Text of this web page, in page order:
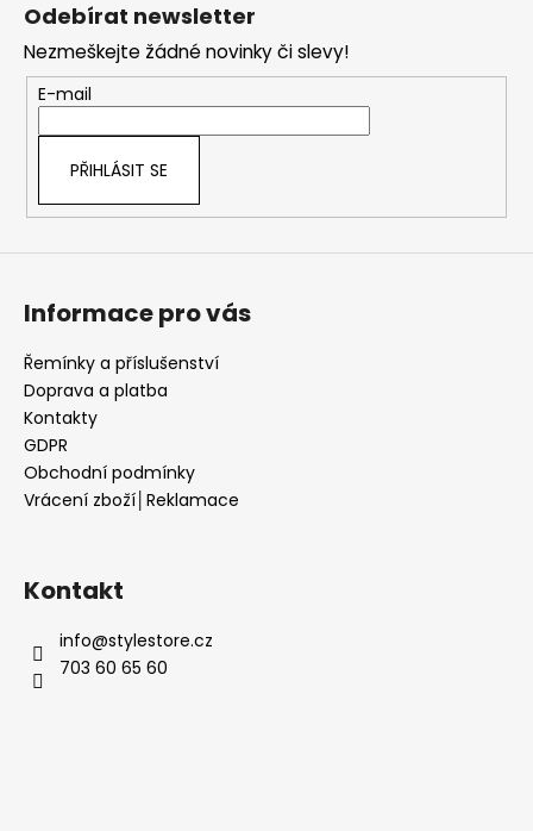
Odebírat newsletter
Nezmeškejte žádné novinky či slevy!
E-mail
PŘIHLÁSIT SE
Informace pro vás
Řemínky a příslušenství
Doprava a platba
Kontakty
GDPR
Obchodní podmínky
Vrácení zboží│Reklamace
Kontakt
info@stylestore.cz
703 60 65 60